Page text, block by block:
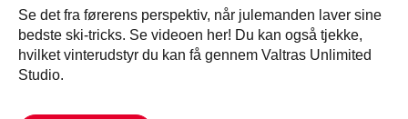
Se det fra førerens perspektiv, når julemanden laver sine
bedste ski-tricks. Se videoen her! Du kan også tjekke,
hvilket vinterudstyr du kan få gennem Valtras Unlimited
Studio.